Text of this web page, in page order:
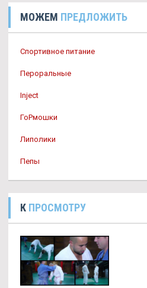
МОЖЕМ ПРЕДЛОЖИТЬ
Спортивное питание
Пероральные
Inject
ГоРмошки
Липолики
Пепы
К ПРОСМОТРУ